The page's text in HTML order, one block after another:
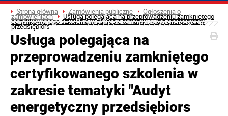
Strona główna Zamówienia publiczne Ogłoszenia o
zamówieniach Usługa polegająca na przeprowadzeniu zamkniętego
certyfikowanego szkolenia w zakresie tematyki Audyt energetyczny
przedsiębiors
Usługa polegająca na
przeprowadzeniu zamkniętego
certyfikowanego szkolenia w
zakresie tematyki "Audyt
energetyczny przedsiębiors